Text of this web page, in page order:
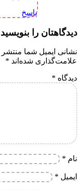
پاسخ
دیدگاهتان را بنویسید
نشانی ایمیل شما
علامت‌گذاری شده‌اند *
دیدگاه *
نام *
ایمیل *